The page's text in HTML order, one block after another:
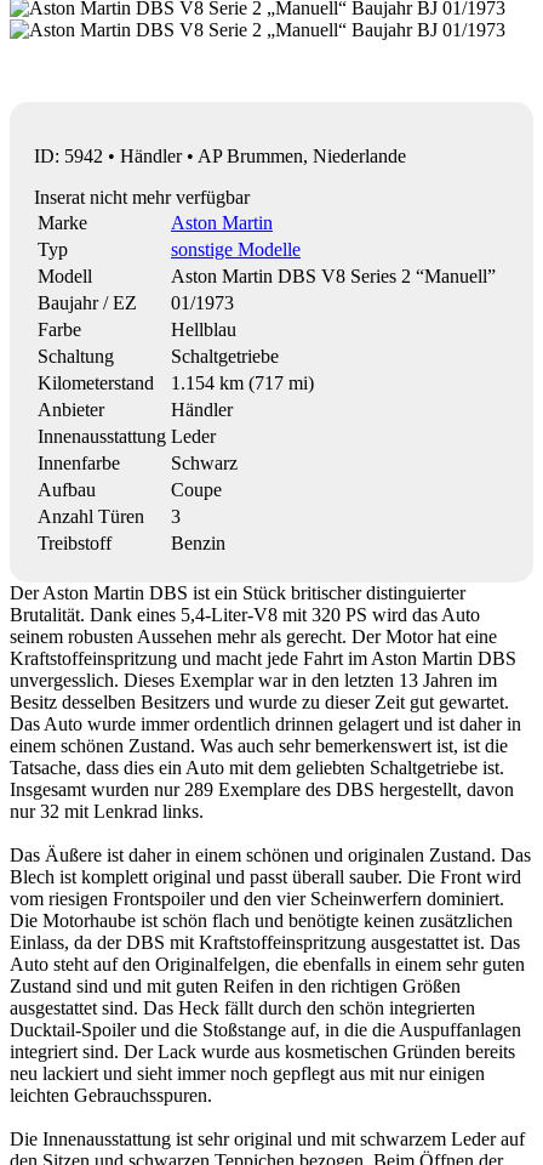
ID: 5942 • Händler • AP Brummen, Niederlande
Inserat nicht mehr verfügbar
Marke
Aston Martin
Typ
sonstige Modelle
Modell
Aston Martin DBS V8 Series 2 “Manuell”
Baujahr / EZ
01/1973
Farbe
Hellblau
Schaltung
Schaltgetriebe
Kilometerstand
1.154 km (717 mi)
Anbieter
Händler
Innenausstattung Leder
Innenfarbe
Schwarz
Aufbau
Coupe
Anzahl Türen
3
Treibstoff
Benzin
Der Aston Martin DBS ist ein Stück britischer distinguierter
Brutalität. Dank eines 5,4-Liter-V8 mit 320 PS wird das Auto
seinem robusten Aussehen mehr als gerecht. Der Motor hat eine
Kraftstoffeinspritzung und macht jede Fahrt im Aston Martin DBS
unvergesslich. Dieses Exemplar war in den letzten 13 Jahren im
Besitz desselben Besitzers und wurde zu dieser Zeit gut gewartet.
Das Auto wurde immer ordentlich drinnen gelagert und ist daher in
einem schönen Zustand. Was auch sehr bemerkenswert ist, ist die
Tatsache, dass dies ein Auto mit dem geliebten Schaltgetriebe ist.
Insgesamt wurden nur 289 Exemplare des DBS hergestellt, davon
nur 32 mit Lenkrad links.
Das Äußere ist daher in einem schönen und originalen Zustand. Das
Blech ist komplett original und passt überall sauber. Die Front wird
vom riesigen Frontspoiler und den vier Scheinwerfern dominiert.
Die Motorhaube ist schön flach und benötigte keinen zusätzlichen
Einlass, da der DBS mit Kraftstoffeinspritzung ausgestattet ist. Das
Auto steht auf den Originalfelgen, die ebenfalls in einem sehr guten
Zustand sind und mit guten Reifen in den richtigen Größen
ausgestattet sind. Das Heck fällt durch den schön integrierten
Ducktail-Spoiler und die Stoßstange auf, in die die Auspuffanlagen
integriert sind. Der Lack wurde aus kosmetischen Gründen bereits
neu lackiert und sieht immer noch gepflegt aus mit nur einigen
leichten Gebrauchsspuren.
Die Innenausstattung ist sehr original und mit schwarzem Leder auf
den Sitzen und schwarzen Teppichen bezogen. Beim Öffnen der